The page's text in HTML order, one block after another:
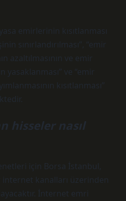
emirlerinin kısıtlanması
sınırlandırılması”, “emir
azaltılmasının ve emir
yasaklanması” ve “emir
kısıtlanması”
hisseler nasıl
için Borsa İstanbul,
kanalları üzerinden
İnternet emri